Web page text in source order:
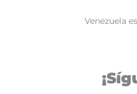
Venezuela